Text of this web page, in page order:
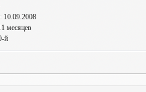
10.09.2008
месяцев
й